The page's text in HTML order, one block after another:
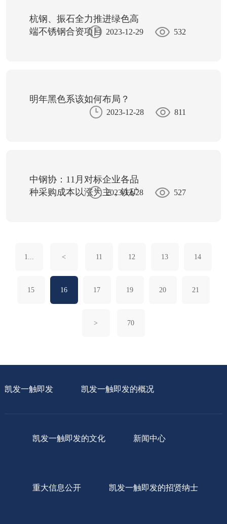
杭钢、振石全力推进绿色高
端不锈钢合资项目 2023-12-29 532
明年黑色系该如何布局？
2023-12-28 811
中钢协：11月对标企业各品
种采购成本以涨为主，铁矿
2023-12-28 527
1... < 11 12 13 14
15 16 17 19 20 21
> 70
凯发一触即发 凯发一触即发的概况
凯发一触即发的文化 新闻中心
重大信息公开 凯发一触即发的招贤纳士